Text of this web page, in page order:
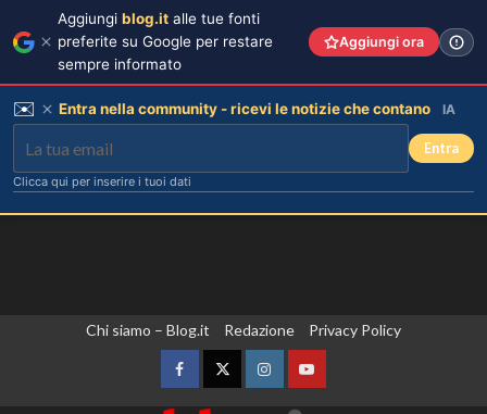
Chi siamo – Blog.it Redazione Privacy Policy
FacebookTwitterInstagramYouTube
Chiara Ferragni rivela il ritocco di
cui si è pentita: “L’ho fatto
sciogliere”.
Aggiungi blog.it alle tue fonti
preferite su Google per restare
sempre informato
Aggiungi ora
✉️ Entra nella community - ricevi le notizie che contano IA
Entra
Clicca qui per inserire i tuoi dati